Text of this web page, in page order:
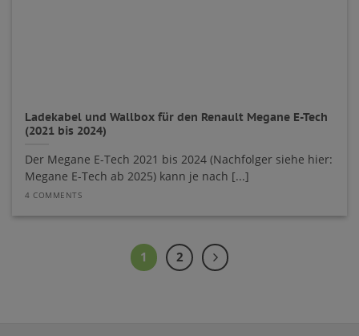
Ladekabel und Wallbox für den Renault Megane E-Tech
(2021 bis 2024)
Der Megane E-Tech 2021 bis 2024 (Nachfolger siehe hier:
Megane E-Tech ab 2025) kann je nach [...]
4 COMMENTS
1 2